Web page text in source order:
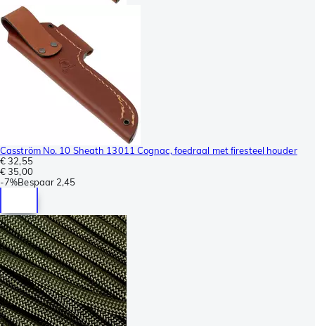
Casström No. 10 Sheath 13011 Cognac, foedraal met firesteel houder
€ 32,55
€ 35,00
-7%Bespaar 2,45